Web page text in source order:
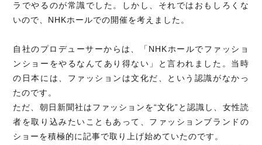
ラでやるのが常識でした。しかし、それではおもしろくな
いので、NHKホールでの開催を考えました。
自社のプロデューサーからは、「NHKホールでファッショ
ンショーをやるなんてあり得ない」と言われました。当時
の日本には、ファッションは文化だ、という認識がなかっ
たのです。
ただ、朝日新聞社はファッションを“文化”と認識し、女性読
者を取り込みたいこともあって、ファッションブランドの
ショーを積極的に記事で取り上げ始めていたのです。